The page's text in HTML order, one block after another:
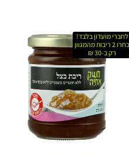
לחברי מועדון בלבד!
בחרו 2 ריבות מהמגוון
רק ב-30 ₪